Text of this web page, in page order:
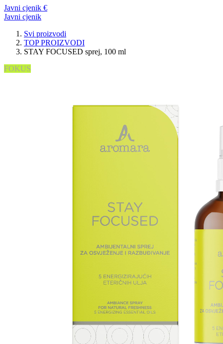
Javni cjenik €
Javni cjenik
Svi proizvodi
TOP PROIZVODI
STAY FOCUSED sprej, 100 ml
FOKUS